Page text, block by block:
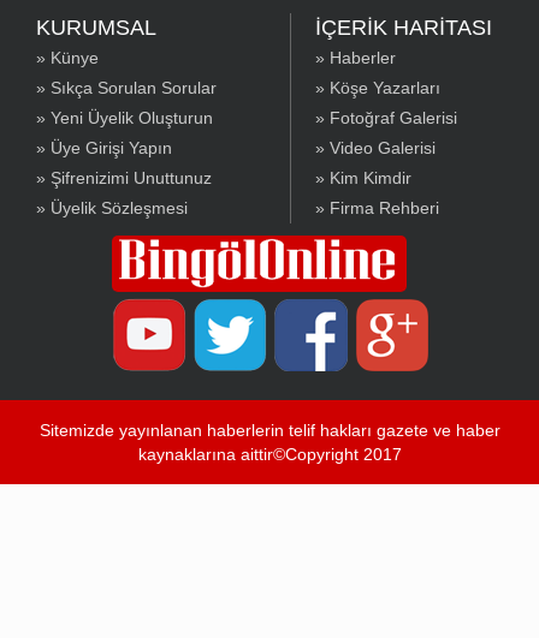
KURUMSAL
» Künye
» Sıkça Sorulan Sorular
» Yeni Üyelik Oluşturun
» Üye Girişi Yapın
» Şifrenizimi Unuttunuz
» Üyelik Sözleşmesi
İÇERİK HARİTASI
» Haberler
» Köşe Yazarları
» Fotoğraf Galerisi
» Video Galerisi
» Kim Kimdir
» Firma Rehberi
Sitemizde yayınlanan haberlerin telif hakları gazete ve haber
kaynaklarına aittir©Copyright 2017